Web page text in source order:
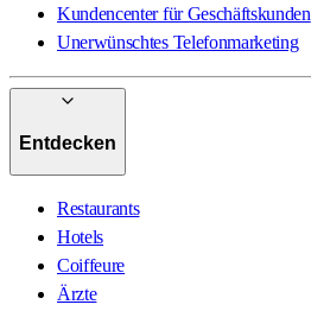
Kundencenter für Geschäftskunden
Unerwünschtes Telefonmarketing
Entdecken
Restaurants
Hotels
Coiffeure
Ärzte